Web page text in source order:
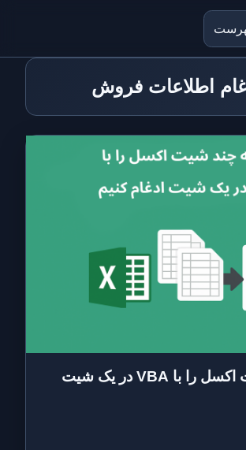
اطلاعات فروش
چگونه چند شیت اکسل را با VBA در یک شیت